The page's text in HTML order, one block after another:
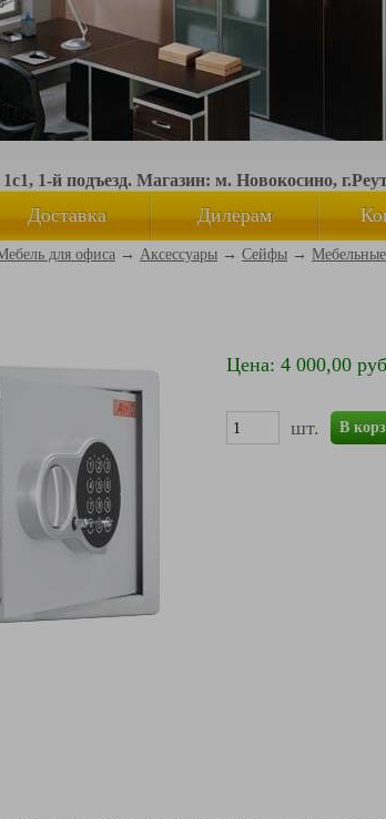
1-й подъезд. Магазин: м. Новокосино,
Доставка Дилерам
для офиса → Аксессуары → Сейфы → Мебельные
Цена: 4 000,00
шт. В